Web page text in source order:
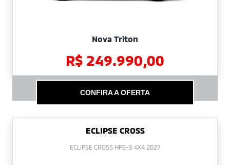
Nova Triton
R$ 249.990,00
CONFIRA A OFERTA
ECLIPSE CROSS
ECLIPSE CROSS HPE-S 4X4 2027